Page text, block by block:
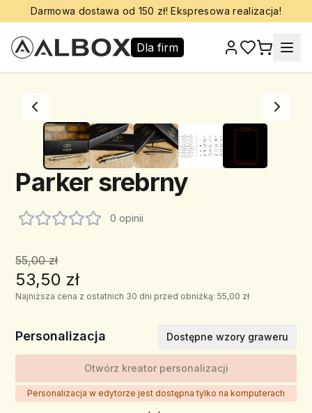
Darmowa dostawa od 150 zł! Ekspresowa realizacja!
Dla firm
Parker srebrny
0 opinii
55,00 zł
53,50 zł
Najniższa cena z ostatnich 30 dni przed obniżką: 55,00 zł
Personalizacja Dostępne wzory graweru
Otwórz kreator personalizacji
Personalizacja w edytorze jest dostępna tylko na komputerach